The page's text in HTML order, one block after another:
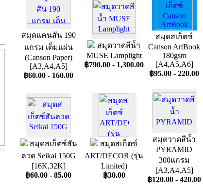
สมุดแคนสัน 190
แกรม เต็มแผ่น
(Canson Paper)
[A3,A4,A5]
฿60.00 - 160.00
สมุดวาดสีน้ำ
MUSE Lamplight
฿790.00 - 1,300.00
สมุดสเก็ตซ์
Canson ArtBook
180gsm
[A4,A5,A6]
฿95.00 - 220.00
สมุดสเก็ตซ์สัน
ลวด Seikai 150G
[16K,32K]
฿60.00 - 85.00
สมุดสเก็ตซ์
ART/DECOR (รุ่น
Limited)
฿30.00
สมุดวาดสีน้ำ
PYRAMID
300แกรม
[A3,A4,A5]
฿120.00 - 420.00